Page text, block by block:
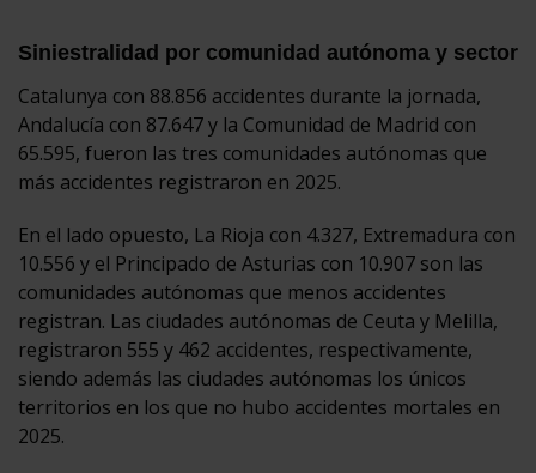
Siniestralidad por comunidad autónoma y sector
Catalunya con 88.856 accidentes durante la jornada,
Andalucía con 87.647 y la Comunidad de Madrid con
65.595, fueron las tres comunidades autónomas que
más accidentes registraron en 2025.
En el lado opuesto, La Rioja con 4.327, Extremadura con
10.556 y el Principado de Asturias con 10.907 son las
comunidades autónomas que menos accidentes
registran. Las ciudades autónomas de Ceuta y Melilla,
registraron 555 y 462 accidentes, respectivamente,
siendo además las ciudades autónomas los únicos
territorios en los que no hubo accidentes mortales en
2025.